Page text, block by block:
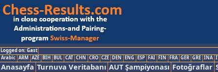
Logged on: Gast
Arabic ARM AZE BIH BUL CAT CHN CRO CZE DEN ENG ESP FAI FIN FRA GER GRE INA
Anasayfa Turnuva Veritabanı AUT Şampiyonası Fotoğraflar